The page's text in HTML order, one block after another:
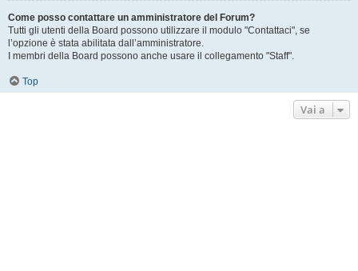
Come posso contattare un amministratore del Forum?
Tutti gli utenti della Board possono utilizzare il modulo "Contattaci", se
l’opzione è stata abilitata dall’amministratore.
I membri della Board possono anche usare il collegamento "Staff".
Top
Vai a